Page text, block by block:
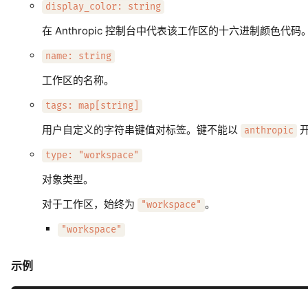
display_color: string
在 Anthropic 控制台中代表该工作区的十六进制颜色代码
name: string
工作区的名称。
tags: map[string]
用户自定义的字符串键值对标签。键不能以 anthropic
type: "workspace"
对象类型。
对于工作区，始终为
"workspace" 。
"workspace"
示例